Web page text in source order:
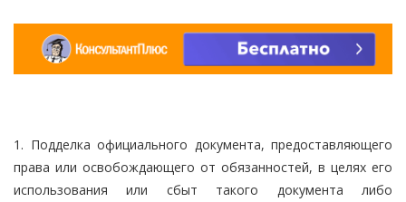
1. Подделка официального документа, предоставляющего
права или освобождающего от обязанностей, в целях его
использования или сбыт такого документа либо